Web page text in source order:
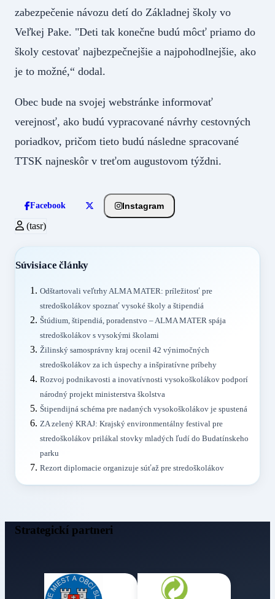
zabezpečenie návozu detí do Základnej školy vo
Veľkej Pake. "Deti tak konečne budú môcť priamo do
školy cestovať najbezpečnejšie a najpohodlnejšie, ako
je to možné,“ dodal.
Obec bude na svojej webstránke informovať
verejnosť, ako budú vypracované návrhy cestovných
poriadkov, pričom tieto budú následne spracované
TTSK najneskôr v treťom augustovom týždni.
Facebook Instagram
(tasr)
Súvisiace články
Odštartovali veľtrhy ALMA MATER: príležitosť pre
stredoškolákov spoznať vysoké školy a štipendiá
Štúdium, štipendiá, poradenstvo – ALMA MATER spája
stredoškolákov s vysokými školami
Žilinský samosprávny kraj ocenil 42 výnimočných
stredoškolákov za ich úspechy a inšpiratívne príbehy
Rozvoj podnikavosti a inovatívnosti vysokoškolákov podporí
národný projekt ministerstva školstva
Štipendijná schéma pre nadaných vysokoškolákov je spustená
ZA zelený KRAJ: Krajský environmentálny festival pre
stredoškolákov prilákal stovky mladých ľudí do Budatínskeho
parku
Rezort diplomacie organizuje súťaž pre stredoškolákov
Strategickí partneri